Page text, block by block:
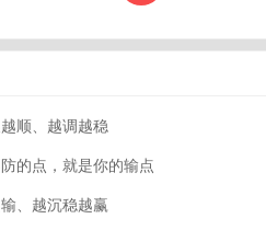
顺、越调越稳
的点，就是你的输点
、越沉稳越赢